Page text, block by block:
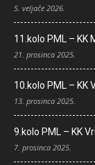
5. veljače 2026.
11.kolo PML – KK
21. prosinca 2025.
10.kolo PML – KK
13. prosinca 2025.
9.kolo PML – KK
7. prosinca 2025.